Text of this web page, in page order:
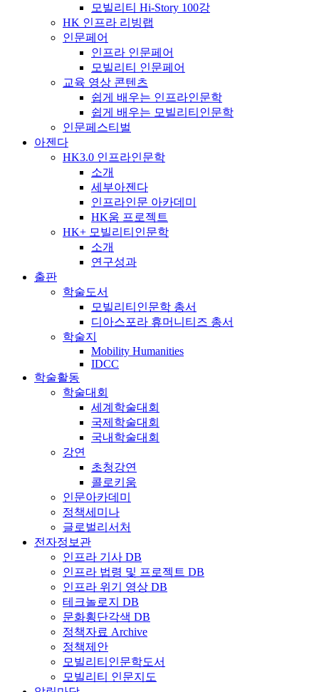
모빌리티 Hi-Story 100강
HK 인프라 리빙랩
인문페어
인프라 인문페어
모빌리티 인문페어
교육 영상 콘텐츠
쉽게 배우는 인프라인문학
쉽게 배우는 모빌리티인문학
인문페스티벌
아젠다
HK3.0 인프라인문학
소개
세부아젠다
인프라인문 아카데미
HK움 프로젝트
HK+ 모빌리티인문학
소개
연구성과
출판
학술도서
모빌리티인문학 총서
디아스포라 휴머니티즈 총서
학술지
Mobility Humanities
IDCC
학술활동
학술대회
세계학술대회
국제학술대회
국내학술대회
강연
초청강연
콜로키움
인문아카데미
정책세미나
글로벌리서처
전자정보관
인프라 기사 DB
인프라 법령 및 프로젝트 DB
인프라 위기 영상 DB
테크놀로지 DB
문화횡단각색 DB
정책자료 Archive
정책제안
모빌리티인문학도서
모빌리티 인문지도